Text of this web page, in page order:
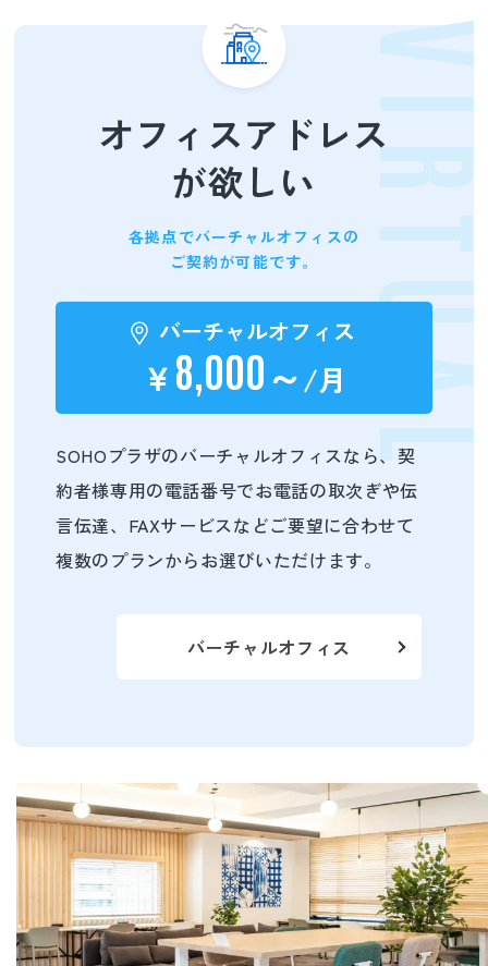
オフィスアドレス
が欲しい
各拠点でバーチャルオフィスの
ご契約が可能です。
バーチャルオフィス
￥8,000～/月
SOHOプラザのバーチャルオフィスなら、契
約者様専用の電話番号でお電話の取次ぎや伝
言伝達、FAXサービスなどご要望に合わせて
複数のプランからお選びいただけます。
バーチャルオフィス